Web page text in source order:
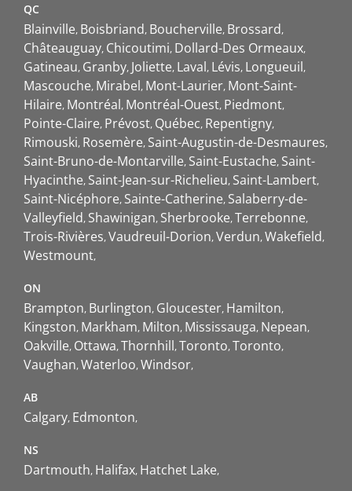
QC
Blainville Boisbriand Boucherville Brossard
Châteauguay Chicoutimi Dollard-Des Ormeaux
Gatineau Granby Joliette Laval Lévis Longueuil
Mascouche Mirabel Mont-Laurier Mont-Saint-
Hilaire Montréal Montréal-Ouest Piedmont
Pointe-Claire Prévost Québec Repentigny
Rimouski Rosemère Saint-Augustin-de-Desmaures
Saint-Bruno-de-Montarville Saint-Eustache Saint-
Hyacinthe Saint-Jean-sur-Richelieu Saint-Lambert
Saint-Nicéphore Sainte-Catherine Salaberry-de-
Valleyfield Shawinigan Sherbrooke Terrebonne
Trois-Rivières Vaudreuil-Dorion Verdun Wakefield
Westmount
ON
Brampton Burlington Gloucester Hamilton
Kingston Markham Milton Mississauga Nepean
Oakville Ottawa Thornhill Toronto Toronto
Vaughan Waterloo Windsor
AB
Calgary Edmonton
NS
Dartmouth Halifax Hatchet Lake